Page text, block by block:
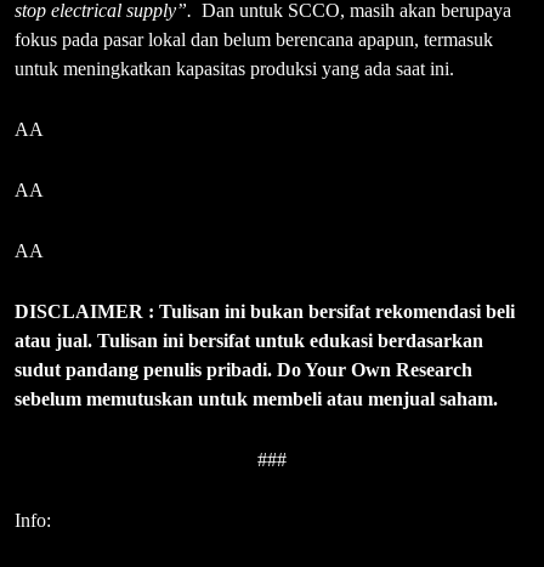
stop electrical supply”. Dan untuk SCCO, masih akan berupaya
fokus pada pasar lokal dan belum berencana apapun, termasuk
untuk meningkatkan kapasitas produksi yang ada saat ini.
AA
AA
AA
DISCLAIMER : Tulisan ini bukan bersifat rekomendasi beli
atau jual. Tulisan ini bersifat untuk edukasi berdasarkan
sudut pandang penulis pribadi. Do Your Own Research
sebelum memutuskan untuk membeli atau menjual saham.
###
Info: